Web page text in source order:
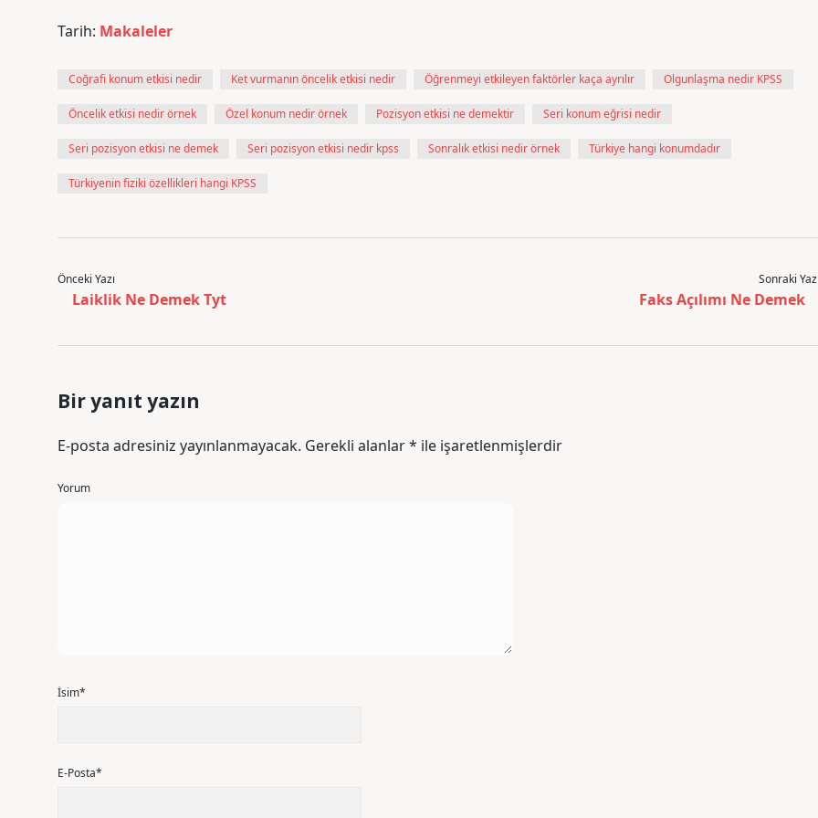
Tarih: Makaleler
Coğrafi konum etkisi nedir Ket vurmanın öncelik etkisi nedir Öğrenmeyi etkileyen faktörler kaça ayrılır Olgunlaşma nedir KPSS
Öncelik etkisi nedir örnek Özel konum nedir örnek Pozisyon etkisi ne demektir Seri konum eğrisi nedir
Seri pozisyon etkisi ne demek Seri pozisyon etkisi nedir kpss Sonralık etkisi nedir örnek Türkiye hangi konumdadır
Türkiyenin fiziki özellikleri hangi KPSS
Önceki Yazı
Laiklik Ne Demek Tyt
Sonraki
Faks Açılımı Ne Demek
Bir yanıt yazın
E-posta adresiniz yayınlanmayacak. Gerekli alanlar* ile işaretlenmişlerdir
Yorum
İsim*
E-Posta*